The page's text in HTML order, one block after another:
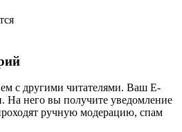
с другими читателями. Ваш E-
На него вы получите уведомление
ручную модерацию, спам